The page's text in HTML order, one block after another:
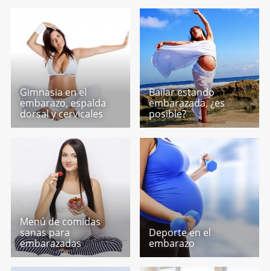
Gimnasia en el
embarazo, espalda
dorsal y cervicales
Bailar estando
embarazada, ¿es
posible?
Menú de comidas
sanas para
embarazadas
Deporte en el
embarazo